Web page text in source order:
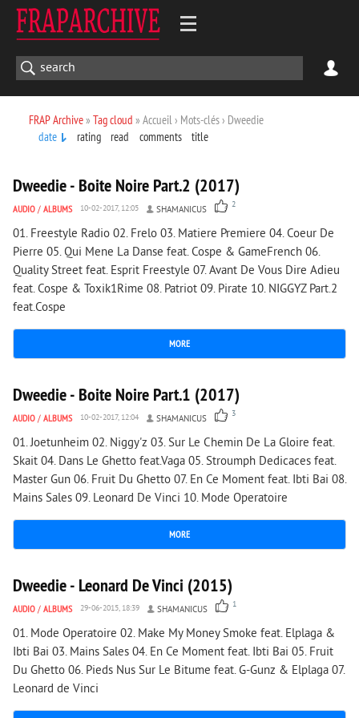
FRAP Archive» Tag cloud » Accueil › Mots-clés › Dweedie
date
rating read comments title
Dweedie - Boite Noire Part.2 (2017)
AUDIO / ALBUMS 10-02-2017, 12:05 SHAMANICUS 2
01. Freestyle Radio 02. Frelo 03. Matiere Premiere 04. Coeur De
Pierre 05. Qui Mene La Danse feat. Cospe & GameFrench 06.
Quality Street feat. Esprit Freestyle 07. Avant De Vous Dire Adieu
feat. Cospe & Toxik1Rime 08. Patriot 09. Pirate 10. NIGGYZ Part.2
feat.Cospe
MORE
1 954 0
Dweedie - Boite Noire Part.1 (2017)
AUDIO / ALBUMS 10-02-2017, 12:04 SHAMANICUS 3
01. Joetunheim 02. Niggy'z 03. Sur Le Chemin De La Gloire feat.
Skait 04. Dans Le Ghetto feat.Vaga 05. Stroumph Dedicaces feat.
Master Gun 06. Fruit Du Ghetto 07. En Ce Moment feat. Ibti Bai 08.
Mains Sales 09. Leonard De Vinci 10. Mode Operatoire
MORE
1 911 0
Dweedie - Leonard De Vinci (2015)
AUDIO / ALBUMS 29-06-2015, 18:39 SHAMANICUS 1
01. Mode Operatoire 02. Make My Money Smoke feat. Elplaga &
Ibti Bai 03. Mains Sales 04. En Ce Moment feat. Ibti Bai 05. Fruit
Du Ghetto 06. Pieds Nus Sur Le Bitume feat. G-Gunz & Elplaga 07.
Leonard de Vinci